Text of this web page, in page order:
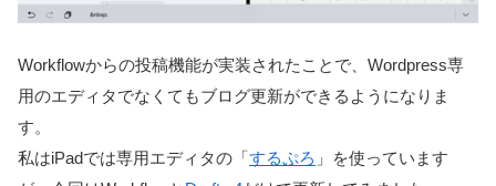
Workflowからの投稿機能が実装されたことで、Wordpress専
用のエディタでなくてもブログ更新ができるようになりま
す。
私はiPadでは専用エディタの「するぷろ 」を使っています